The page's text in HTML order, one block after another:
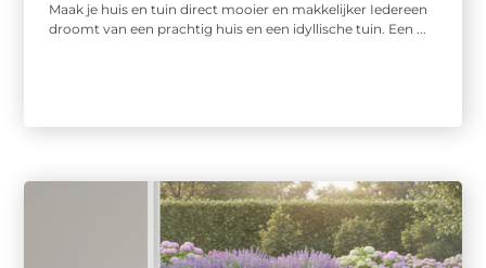
Maak je huis en tuin direct mooier en makkelijker Iedereen
droomt van een prachtig huis en een idyllische tuin. Een ...